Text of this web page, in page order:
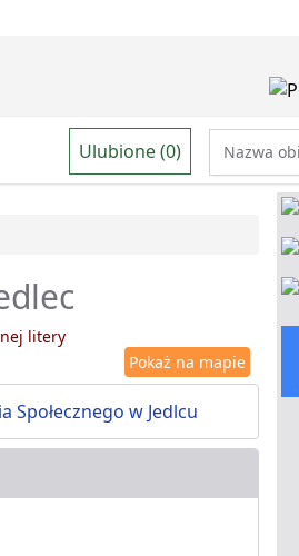
Ulubione (0)
litery
Pokaż na mapie
Społecznego w Jedlcu